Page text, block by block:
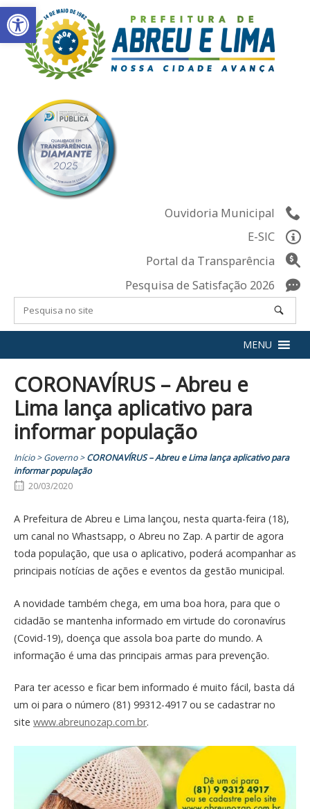
Abrir a barra de ferramentas
Skip
to
content
Ouvidoria Municipal
E-SIC
Portal da Transparência
Pesquisa de Satisfação 2026
MENU
CORONAVÍRUS – Abreu e
Lima lança aplicativo para
informar população
Início>Governo>CORONAVÍRUS – Abreu e Lima lança aplicativo para
informar população
20/03/2020
A Prefeitura de Abreu e Lima lançou, nesta quarta-feira (18),
um canal no Whastsapp, o Abreu no Zap. A partir de agora
toda população, que usa o aplicativo, poderá acompanhar as
principais notícias de ações e eventos da gestão municipal.
A novidade também chega, em uma boa hora, para que o
cidadão se mantenha informado em virtude do coronavírus
(Covid-19), doença que assola boa parte do mundo. A
informação é uma das principais armas para prevenção.
Para ter acesso e ficar bem informado é muito fácil, basta dá
um oi para o número (81) 99312-4917 ou se cadastrar no
site www.abreunozap.com.br.